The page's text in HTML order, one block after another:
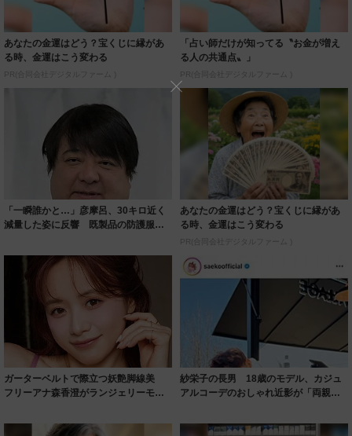
あなたの金運はどう？宝くじに縁があ
る時、金運はこう変わる
PR(合同会社デジタルファーム )
「占い師だけが知ってる〝お金が増え
る人の共通点〟」
PR(合同会社デジタルファーム )
「一瞬誰かと…」彦摩呂、30キロ近く
減量した姿に反響 既製品の防護服が
あなたの金運はどう？宝くじに縁があ
る時、金運はこう変わる
PR(合同会社デジタルファーム )
ガーターベルトで際立つ妖艶脚線美
フリーアナ森香澄がランジェリーモデ
紗栄子の長男 18歳のモデル、カジュ
アルコーデのおしゃれ近影が「両親の